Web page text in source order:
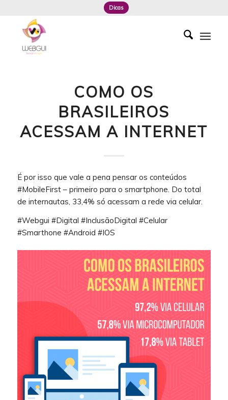
Dicas
COMO OS
BRASILEIROS
ACESSAM A INTERNET
É por isso que vale a pena pensar os conteúdos
#MobileFirst – primeiro para o smartphone. Do total
de internautas, 33,4% só acessam a rede via celular.
#Webgui #Digital #InclusãoDigital #Celular
#Smarthone #Android #IOS